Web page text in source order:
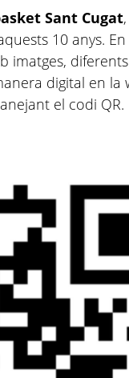
Sant Cugat
10 anys.
imatges,
digital en la
el codi QR.